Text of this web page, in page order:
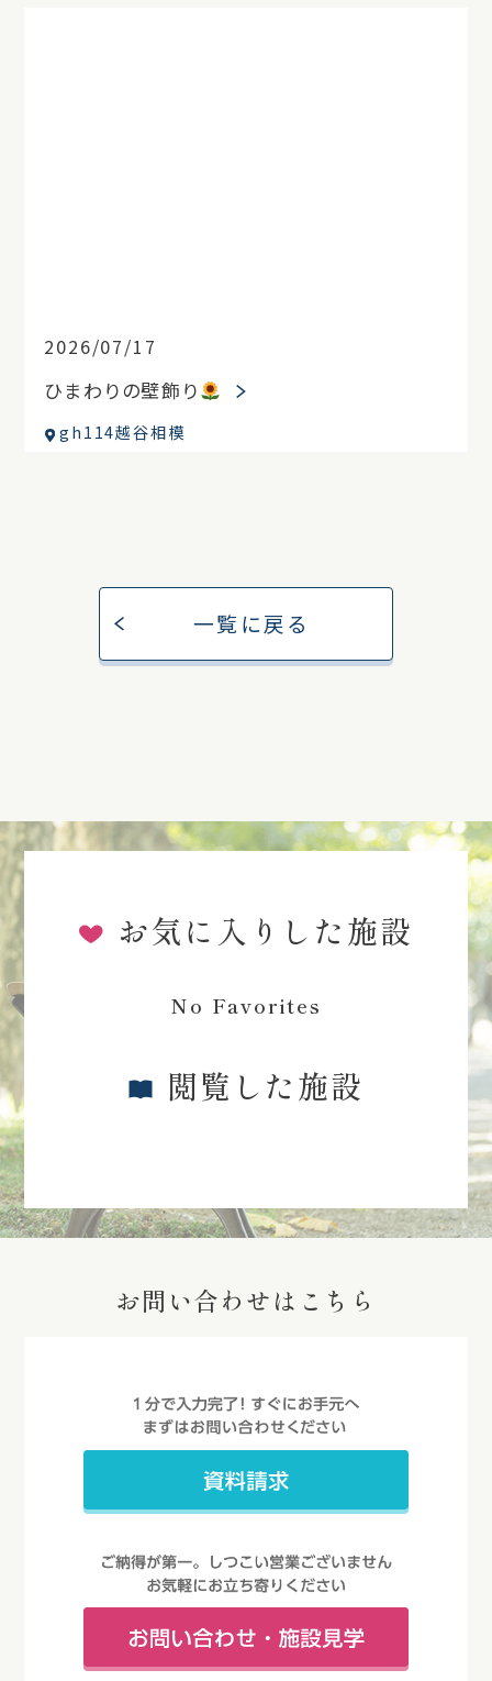
2026/07/17
ひまわりの壁飾り
gh114越谷相模
一覧に戻る
お気に入りした施設
No Favorites
閲覧した施設
お問い合わせはこちら